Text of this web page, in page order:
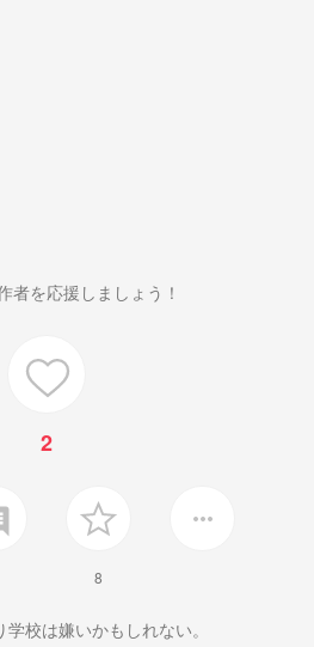
者を応援しましょう！
2
8
more_horiz
校は嫌いかもしれない。